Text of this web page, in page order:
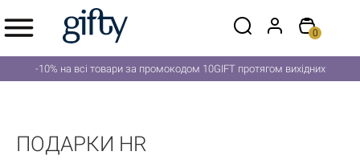
0
-10% на всі товари за промокодом 10GIFT протягом вихідних
ПОДАРКИ HR